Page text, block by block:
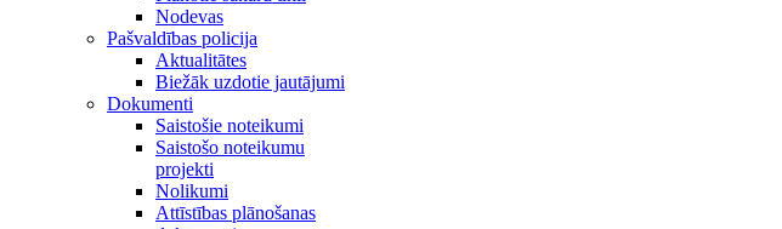
Nodevas
Pašvaldības policija
Aktualitātes
Biežāk uzdotie jautājumi
Dokumenti
Saistošie noteikumi
Saistošo noteikumu
projekti
Nolikumi
Attīstības plānošanas